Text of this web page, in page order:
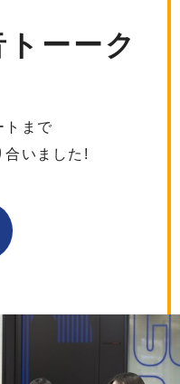
トーーク
トまで
合いました!